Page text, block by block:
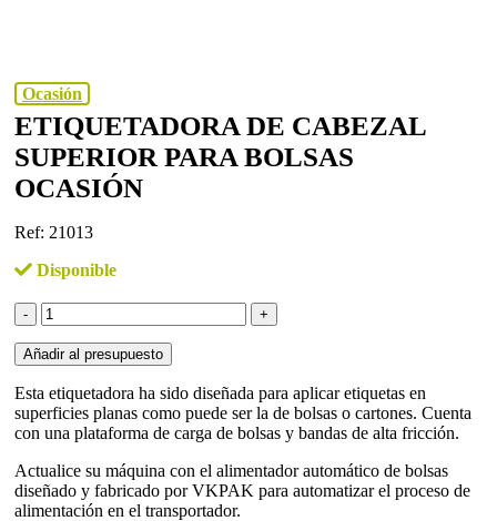
Ocasión
ETIQUETADORA DE CABEZAL
SUPERIOR PARA BOLSAS
OCASIÓN
Ref: 21013
Disponible
ETIQUETADORA
DE
CABEZAL
SUPERIOR
PARA
BOLSAS
OCASIÓN
Añadir al presupuesto
Esta etiquetadora ha sido diseñada para aplicar etiquetas en
superficies planas como puede ser la de bolsas o cartones. Cuenta
con una plataforma de carga de bolsas y bandas de alta fricción.
Actualice su máquina con el alimentador automático de bolsas
diseñado y fabricado por VKPAK para automatizar el proceso de
alimentación en el transportador.